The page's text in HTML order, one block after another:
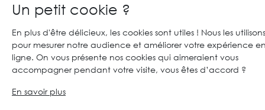
Un petit cookie ?
En plus d'être délicieux, les cookies sont utiles ! Nous les utilisons
pour mesurer notre audience et améliorer votre expérience
ligne. On vous présente nos cookies qui aimeraient vous
accompagner pendant votre visite, vous êtes d’accord ?
En savoir plus